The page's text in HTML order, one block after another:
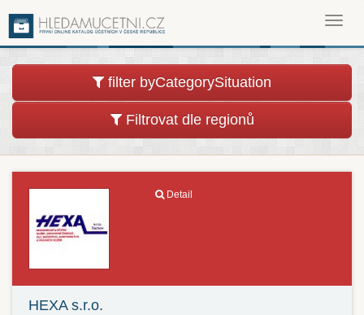
filter byCategorySituation
Filtrovat dle regionů
Detail
HEXA s.r.o.